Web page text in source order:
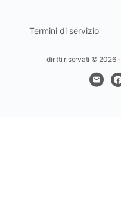
Termini di servizio
diritti riservati © 2026 -